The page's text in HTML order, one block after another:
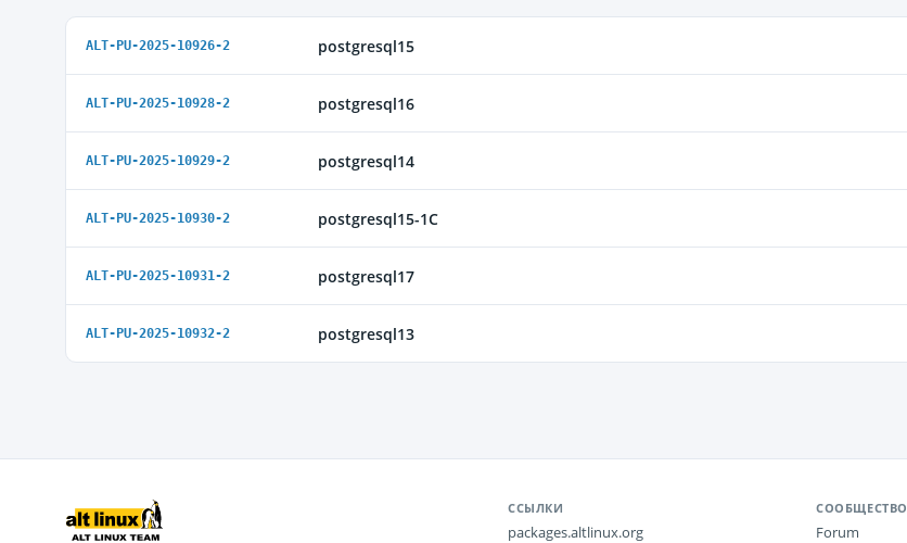
ALT-PU-2025-10926-2 postgresql15
ALT-PU-2025-10928-2 postgresql16
ALT-PU-2025-10929-2 postgresql14
ALT-PU-2025-10930-2 postgresql15-1C
ALT-PU-2025-10931-2 postgresql17
ALT-PU-2025-10932-2 postgresql13
ССЫЛКИ
packages.altlinux.org
СООБЩЕСТВО
Forum